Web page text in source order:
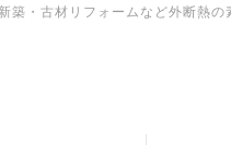
・古材リフォームなど外断熱